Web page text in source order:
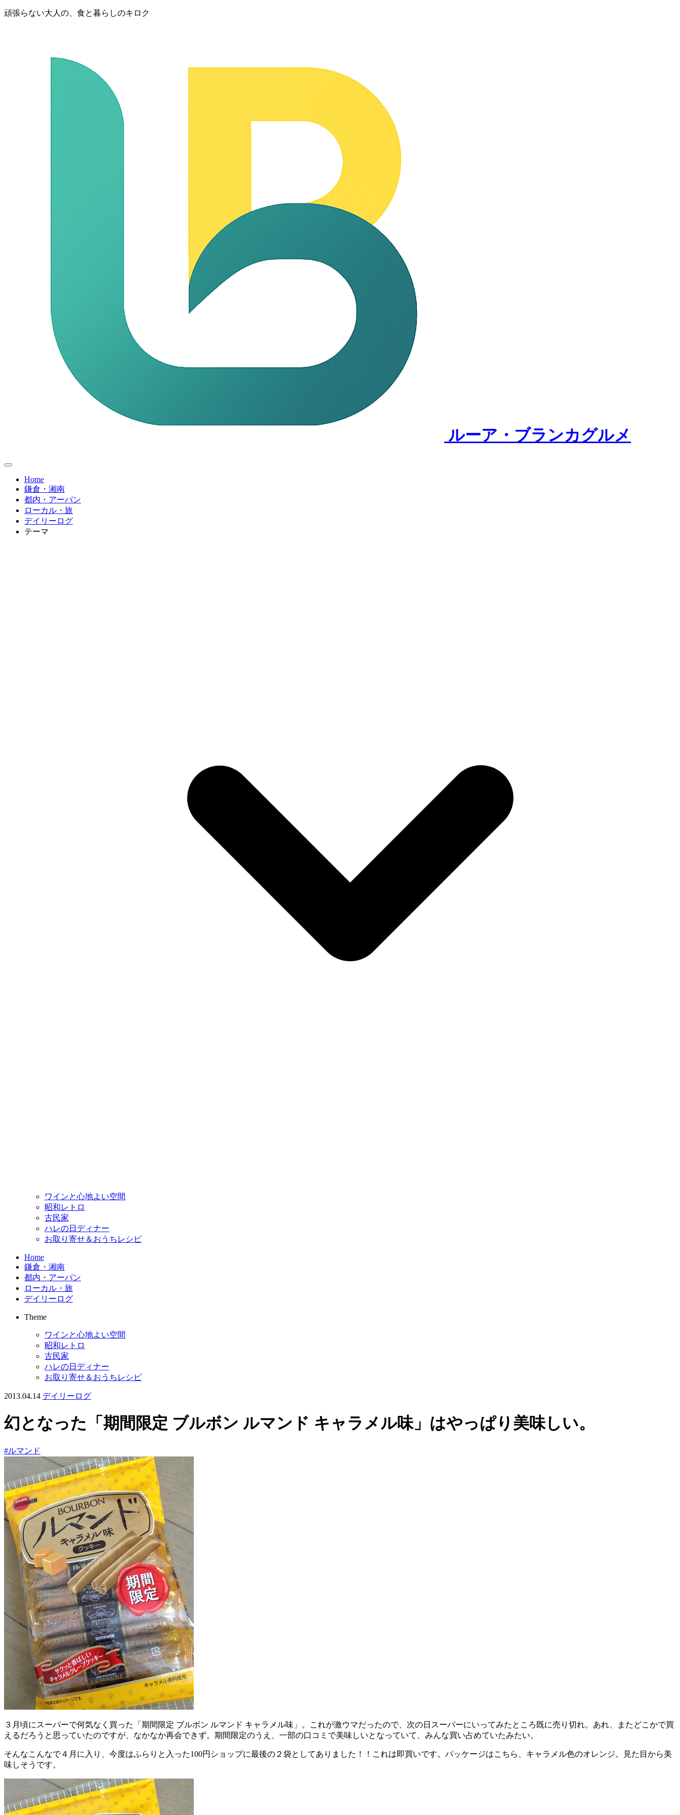
頑張らない大人の、食と暮らしのキロク
ルーア・ブランカグルメ
Home
鎌倉・湘南
都内・アーバン
ローカル・旅
デイリーログ
テーマ
ワインと心地よい空間
昭和レトロ
古民家
ハレの日ディナー
お取り寄せ＆おうちレシピ
Home
鎌倉・湘南
都内・アーバン
ローカル・旅
デイリーログ
Theme
ワインと心地よい空間
昭和レトロ
古民家
ハレの日ディナー
お取り寄せ＆おうちレシピ
2013.04.14 デイリーログ
幻となった「期間限定 ブルボン ルマンド キャラメル味」はやっぱり美味しい。
#ルマンド
３月頃にスーパーで何気なく買った「期間限定 ブルボン ルマンド キャラメル味」。これが激ウマだったので、次の日スーパーにいってみたところ既に売り切れ。あれ、またどこかで買
えるだろうと思っていたのですが、なかなか再会できず。期間限定のうえ、一部の口コミで美味しいとなっていて、みんな買い占めていたみたい。
そんなこんなで４月に入り、今度はふらりと入った100円ショップに最後の２袋としてありました！！これは即買いです。パッケージはこちら、キャラメル色のオレンジ。見た目から美
味しそうです。